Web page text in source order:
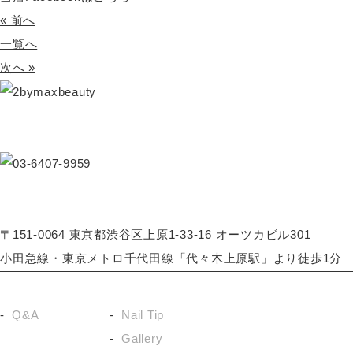
« 前へ
一覧へ
次へ »
〒151-0064 東京都渋谷区上原1-33-16 オーツカビル301
小田急線・東京メトロ千代田線「代々木上原駅」より徒歩1分
Q&A
Nail Tip
Gallery